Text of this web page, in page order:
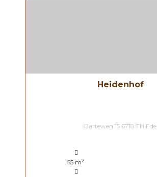
Heidenhof
Barteweg 15 6718 TH Ede
55 m2